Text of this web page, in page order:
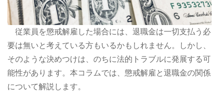
従業員を懲戒解雇した場合には、退職金は一切支払う必
要は無いと考えている方もいるかもしれません。しかし、
そのような決めつけは、のちに法的トラブルに発展する可
能性があります。本コラムでは、懲戒解雇と退職金の関係
について解説します。